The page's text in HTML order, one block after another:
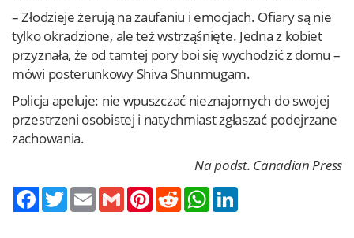
– Złodzieje żerują na zaufaniu i emocjach. Ofiary są nie
tylko okradzione, ale też wstrząśnięte. Jedna z kobiet
przyznała, że od tamtej pory boi się wychodzić z domu –
mówi posterunkowy Shiva Shunmugam.
Policja apeluje: nie wpuszczać nieznajomych do swojej
przestrzeni osobistej i natychmiast zgłaszać podejrzane
zachowania.
Na podst. Canadian Press
TwitterEmail Gmail PinterestReddit WhatsApp